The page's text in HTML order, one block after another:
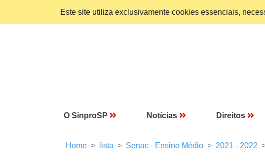
Este site utiliza exclusivamente cookies essenciais,
O SinproSP Notícias Direitos
Home lista Senac - Ensino Médio 2021 - 2022